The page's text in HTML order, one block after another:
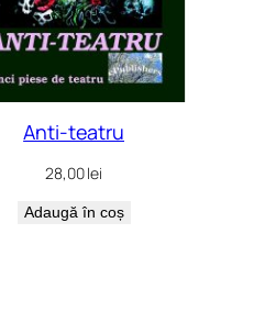
Anti-teatru
28,00lei
Adaugă în coș